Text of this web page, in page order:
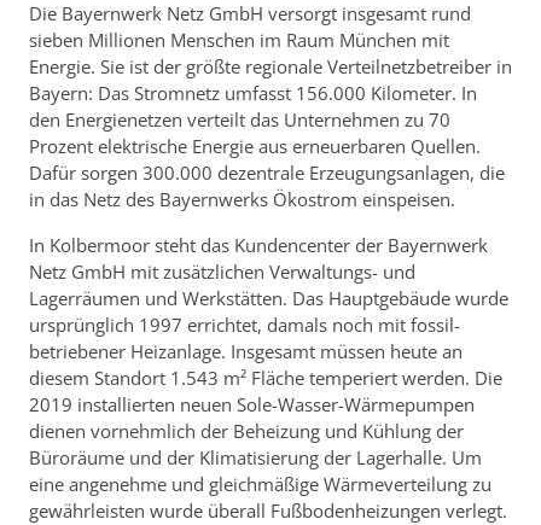
Die Bayernwerk Netz GmbH versorgt insgesamt rund
sieben Millionen Menschen im Raum München mit
Energie. Sie ist der größte regionale Verteilnetzbetreiber in
Bayern: Das Stromnetz umfasst 156.000 Kilometer. In
den Energienetzen verteilt das Unternehmen zu 70
Prozent elektrische Energie aus erneuerbaren Quellen.
Dafür sorgen 300.000 dezentrale Erzeugungsanlagen, die
in das Netz des Bayernwerks Ökostrom einspeisen.
In Kolbermoor steht das Kundencenter der Bayernwerk
Netz GmbH mit zusätzlichen Verwaltungs- und
Lagerräumen und Werkstätten. Das Hauptgebäude wurde
ursprünglich 1997 errichtet, damals noch mit fossil-
betriebener Heizanlage. Insgesamt müssen heute an
diesem Standort 1.543 m² Fläche temperiert werden. Die
2019 installierten neuen Sole-Wasser-Wärmepumpen
dienen vornehmlich der Beheizung und Kühlung der
Büroräume und der Klimatisierung der Lagerhalle. Um
eine angenehme und gleichmäßige Wärmeverteilung zu
gewährleisten wurde überall Fußbodenheizungen verlegt.